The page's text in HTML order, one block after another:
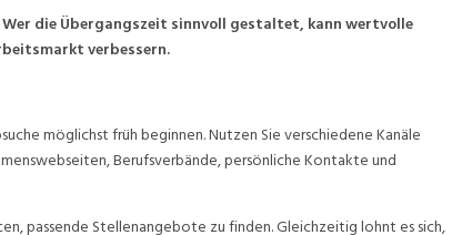
die Übergangszeit sinnvoll gestaltet, kann wertvolle
verbessern.
möglichst früh beginnen. Nutzen Sie verschiedene Kanäle
Berufsverbände, persönliche Kontakte und
passende Stellenangebote zu finden. Gleichzeitig lohnt es sich,